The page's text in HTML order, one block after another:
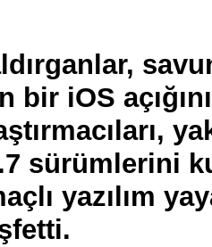
bir iOS
sürümlerini
yazılım